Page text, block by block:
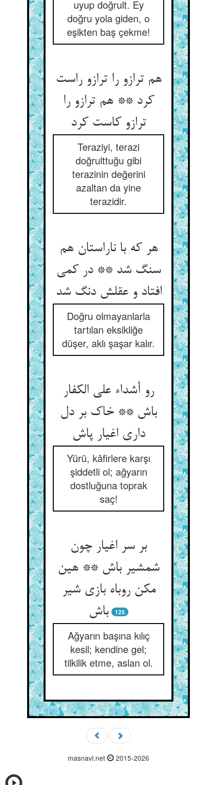
uyup doğrult. Ey
doğru yola giden, o
eşikten baş çekme!
هم ترازو را ترازو راست
کرد ** هم ترازو را
ترازو کاست کرد
Teraziyi, terazi
doğrulttuğu gibi
terazinin değerini
azaltan da yine
terazidir.
هر که با ناراستان هم
سنگ شد ** در کمی
افتاد و عقلش دنگ شد
Doğru olmayanlarla
tartılan eksikliğe
düşer, aklı şaşar kalır.
رو أشداء علی الکفار
باش ** خاک بر دل
داری اغیار پاش‏
Yürü, kâfirlere karşı
şiddetli ol; ağyarın
dostluğuna toprak
saç!
بر سر اغیار چون
شمشیر باش ** هین
مکن روباه بازی شیر
باش‏
125
Ağyarın başına kılıç
kesil; kendine gel;
tilkilik etme, aslan ol.
masnavi.net 2015-2026